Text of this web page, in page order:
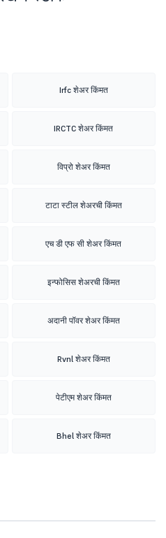
Irfc शेअर किंमत
IRCTC शेअर किंमत
विप्रो शेअर किंमत
टाटा स्टील शेअरची किंमत
एच डी एफ सी शेअर किंमत
इन्फोसिस शेअरची किंमत
अदानी पॉवर शेअर किंमत
Rvnl शेअर किंमत
पेटीएम शेअर किंमत
Bhel शेअर किंमत